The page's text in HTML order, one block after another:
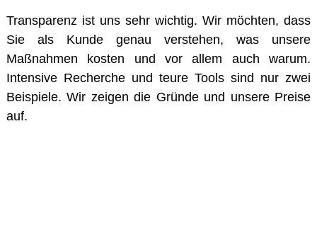
Transparenz ist uns sehr wichtig. Wir möchten, dass
Sie als Kunde genau verstehen, was unsere
Maßnahmen kosten und vor allem auch warum.
Intensive Recherche und teure Tools sind nur zwei
Beispiele. Wir zeigen die Gründe und unsere Preise
auf.